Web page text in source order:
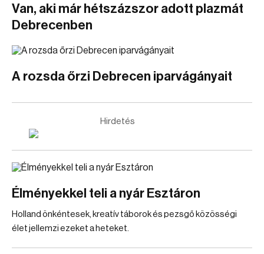
Van, aki már hétszázszor adott plazmát
Debrecenben
A rozsda őrzi Debrecen iparvágányait
Hirdetés
Élményekkel teli a nyár Esztáron
Holland önkéntesek, kreatív táborok és pezsgő közösségi
élet jellemzi ezeket a heteket.